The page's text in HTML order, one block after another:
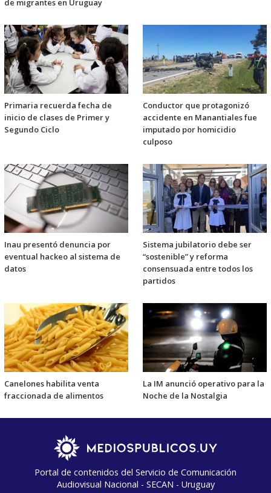
de migrantes en Uruguay
Primaria recuerda fecha de
inicio de clases de Primer y
Segundo Ciclo
Conductor que protagonizó
accidente en Manantiales fue
imputado por homicidio
culposo
Inau presentó denuncia por
eventual hackeo al sistema de
datos
Sistema jubilatorio debe ser
“sostenible” y reforma
consensuada entre todos los
partidos
Canelones habilita venta
fraccionada de alimentos
La IM anunció operativo para la
Noche de la Nostalgia
Portal de contenidos del Servicio de Comunicación
Audiovisual Nacional - SECAN - Uruguay